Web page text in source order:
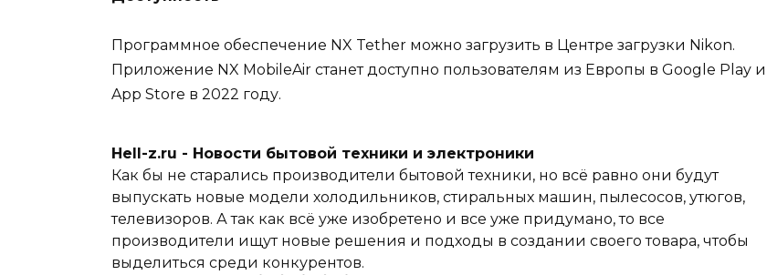
Программное обеспечение NX Tether можно загрузить в Центре загрузки Nikon.
Приложение NX MobileAir станет доступно пользователям из Европы в Google Play и
App Store в 2022 году.
Hell-z.ru - Новости бытовой техники и электроники
Как бы не старались производители бытовой техники, но всё равно они будут
выпускать новые модели холодильников, стиральных машин, пылесосов, утюгов,
телевизоров. А так как всё уже изобретено и все уже придумано, то все
производители ищут новые решения и подходы в создании своего товара, чтобы
выделиться среди конкурентов.